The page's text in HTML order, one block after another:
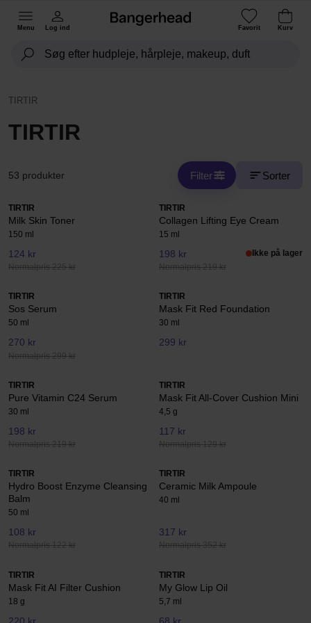
Menu Log ind Favorit Kurv
TIRTIR
TIRTIR
53 produkter Filter Sorter
TIRTIR
Milk Skin Toner
150 ml
124 kr
Normalpris 225 kr
TIRTIR
Collagen Lifting Eye Cream
15 ml
198 kr
Normalpris 219 kr
Ikke på lager
TIRTIR
Sos Serum
50 ml
270 kr
Normalpris 299 kr
TIRTIR
Mask Fit Red Foundation
30 ml
299 kr
TIRTIR
Pure Vitamin C24 Serum
30 ml
198 kr
Normalpris 219 kr
TIRTIR
Mask Fit All-Cover Cushion Mini
4,5 g
117 kr
Normalpris 129 kr
TIRTIR
Hydro Boost Enzyme Cleansing
Balm
50 ml
108 kr
Normalpris 122 kr
TIRTIR
Ceramic Milk Ampoule
40 ml
317 kr
Normalpris 352 kr
TIRTIR
Mask Fit AI Filter Cushion
18 g
220 kr
TIRTIR
My Glow Lip Oil
5,7 ml
68 kr